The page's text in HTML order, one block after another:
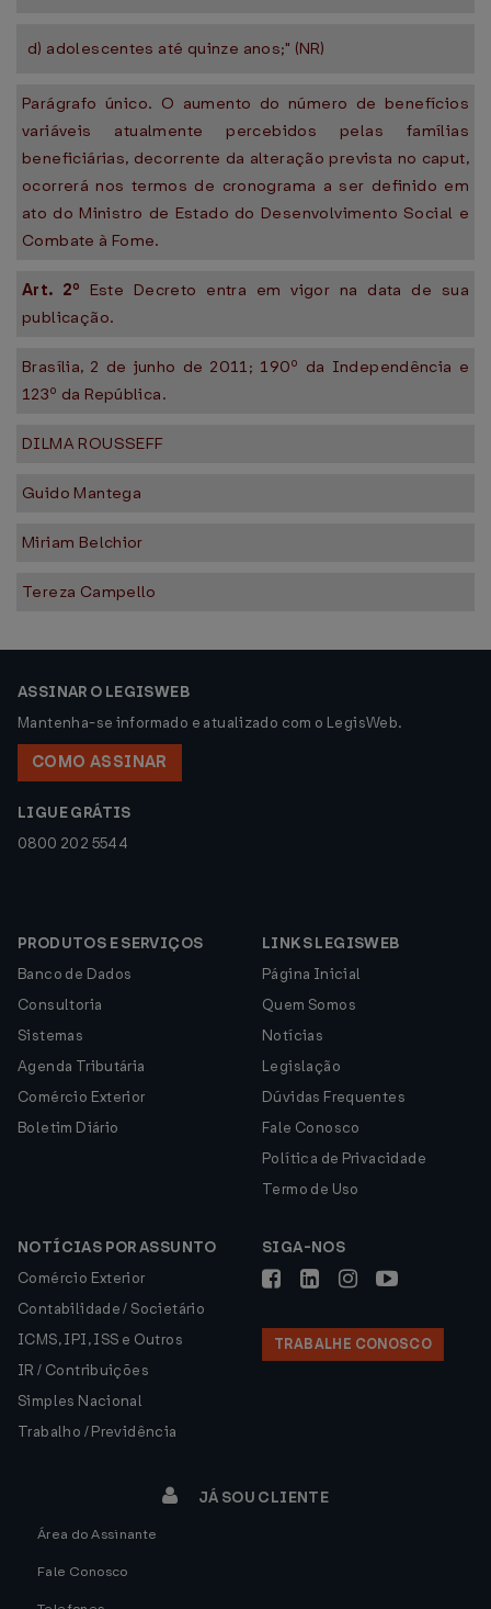
d) adolescentes até quinze anos;" (NR)
Parágrafo único. O aumento do número de benefícios
variáveis atualmente percebidos pelas famílias
beneficiárias, decorrente da alteração prevista no caput,
ocorrerá nos termos de cronograma a ser definido em
ato do Ministro de Estado do Desenvolvimento Social e
Combate à Fome.
Art. 2º Este Decreto entra em vigor na data de sua
publicação.
Brasília, 2 de junho de 2011; 190º da Independência e
123º da República.
DILMA ROUSSEFF
Guido Mantega
Miriam Belchior
Tereza Campello
ASSINAR O LEGISWEB
Mantenha-se informado e atualizado com o LegisWeb.
COMO ASSINAR
LIGUE GRÁTIS
0800 202 5544
PRODUTOS E SERVIÇOS
Banco de Dados
Consultoria
Sistemas
Agenda Tributária
Comércio Exterior
Boletim Diário
LINKS LEGISWEB
Página Inicial
Quem Somos
Notícias
Legislação
Dúvidas Frequentes
Fale Conosco
Política de Privacidade
Termo de Uso
NOTÍCIAS POR ASSUNTO
Comércio Exterior
Contabilidade / Societário
ICMS, IPI, ISS e Outros
IR / Contribuições
Simples Nacional
Trabalho / Previdência
SIGA-NOS
TRABALHE CONOSCO
JÁ SOU CLIENTE
Área do Assinante
Fale Conosco